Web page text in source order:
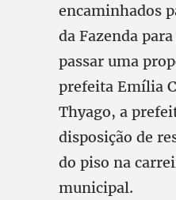
encaminhados
da Fazenda
passar uma
prefeita Emília
Thyago, a
disposição de
do piso na
municipal.